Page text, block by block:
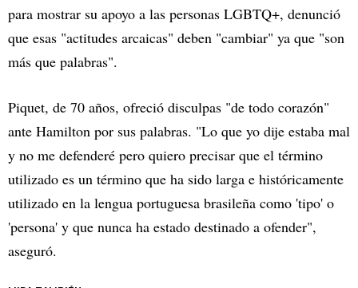
para mostrar su apoyo a las personas LGBTQ+, denunció
que esas "actitudes arcaicas" deben "cambiar" ya que "son
más que palabras".
Piquet, de 70 años, ofreció disculpas "de todo corazón"
ante Hamilton por sus palabras. "Lo que yo dije estaba mal
y no me defenderé pero quiero precisar que el término
utilizado es un término que ha sido larga e históricamente
utilizado en la lengua portuguesa brasileña como 'tipo' o
'persona' y que nunca ha estado destinado a ofender",
aseguró.